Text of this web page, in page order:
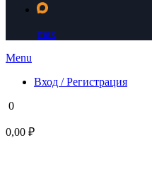
max
Menu
Вход / Регистрация
0
0,00 ₽